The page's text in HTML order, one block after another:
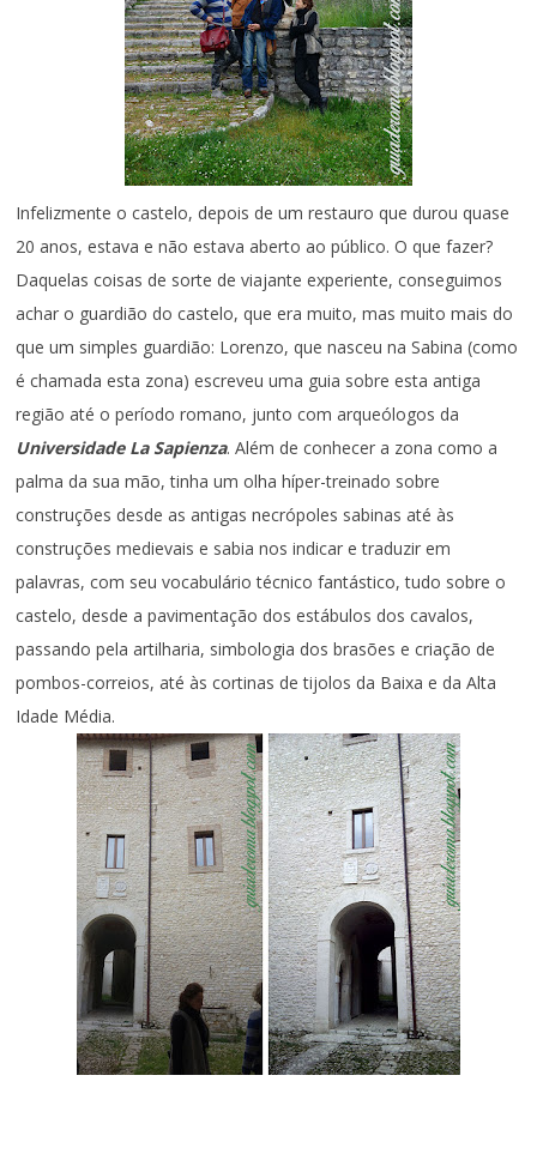
Infelizmente o castelo, depois de um restauro que durou quase
20 anos, estava e não estava aberto ao público. O que fazer?
Daquelas coisas de sorte de viajante experiente, conseguimos
achar o guardião do castelo, que era muito, mas muito mais do
que um simples guardião: Lorenzo, que nasceu na Sabina (como
é chamada esta zona) escreveu uma guia sobre esta antiga
região até o período romano, junto com arqueólogos da
Universidade La Sapienza. Além de conhecer a zona como a
palma da sua mão, tinha um olha híper-treinado sobre
construções desde as antigas necrópoles sabinas até às
construções medievais e sabia nos indicar e traduzir em
palavras, com seu vocabulário técnico fantástico, tudo sobre o
castelo, desde a pavimentação dos estábulos dos cavalos,
passando pela artilharia, simbologia dos brasões e criação de
pombos-correios, até às cortinas de tijolos da Baixa e da Alta
Idade Média.